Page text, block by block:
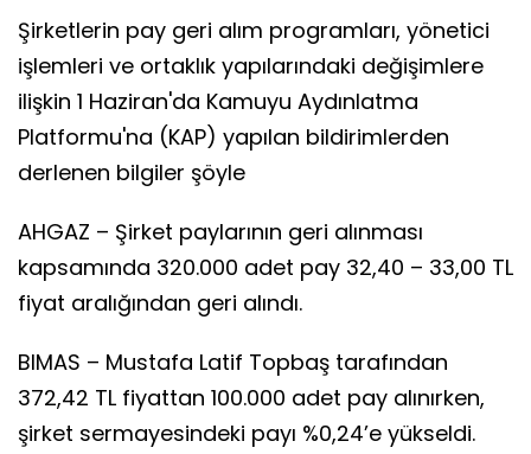
Şirketlerin pay geri alım programları, yönetici
işlemleri ve ortaklık yapılarındaki değişimlere
ilişkin 1 Haziran'da Kamuyu Aydınlatma
Platformu'na (KAP) yapılan bildirimlerden
derlenen bilgiler şöyle
AHGAZ – Şirket paylarının geri alınması
kapsamında 320.000 adet pay 32,40 – 33,00 TL
fiyat aralığından geri alındı.
BIMAS – Mustafa Latif Topbaş tarafından
372,42 TL fiyattan 100.000 adet pay alınırken,
şirket sermayesindeki payı %0,24’e yükseldi.